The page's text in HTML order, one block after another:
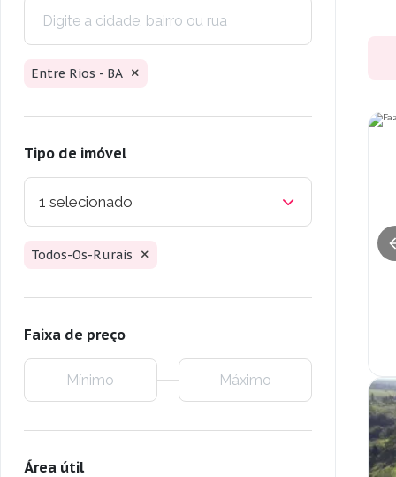
Entre Rios - BA
Tipo de imóvel
1 selecionado
Todos-Os-Rurais
Faixa de preço
Área útil